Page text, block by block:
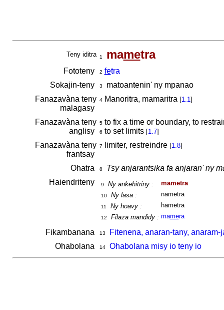
Teny iditra 1 mametra
Fototeny 2 fetra
Sokajin-teny
3
matoantenin' ny mpanao
Fanazavàna teny
malagasy
4Manoritra, mamaritra [1.1]
Fanazavàna teny
anglisy
5to fix a time or boundary, to
6 to set limits [1.7]
Fanazavàna teny
frantsay
7 limiter, restreindre [1.8]
Ohatra 8
Tsy anjarantsika fa anjaran' ny
Haiendriteny
9 Ny ankehitriny : mametra
10 Ny lasa : nametra
11 Ny hoavy : hametra
12 Filaza mandidy : mamera
Fikambanana 13
Fitenena, anaran-tany,
Ohabolana
14 Ohabolana misy io teny io